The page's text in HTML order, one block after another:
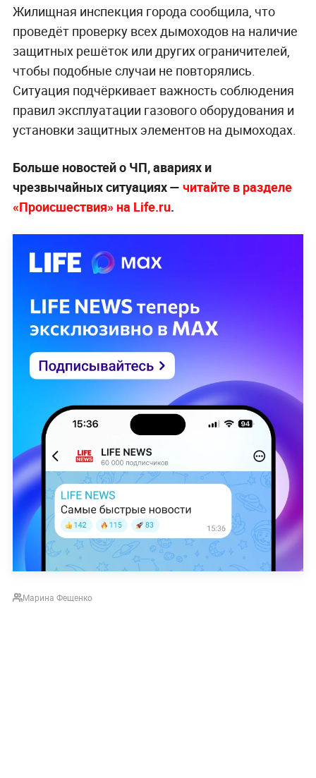
Жилищная инспекция города сообщила, что
проведёт проверку всех дымоходов на наличие
защитных решёток или других ограничителей,
чтобы подобные случаи не повторялись.
Ситуация подчёркивает важность соблюдения
правил эксплуатации газового оборудования и
установки защитных элементов на дымоходах.
Больше новостей о ЧП, авариях и
чрезвычайных ситуациях — читайте в разделе
«Происшествия» на Life.ru.
Марина Фещенко